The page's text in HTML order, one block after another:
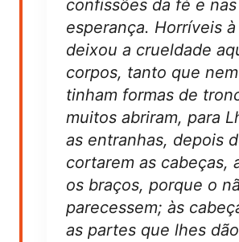
confissões da fé e
esperança. Horríveis
deixou a crueldade
corpos, tanto que
tinham formas de
muitos abriram, para
as entranhas, depois
cortarem as cabeças,
os braços, porque o
parecessem; às
as partes que lhes